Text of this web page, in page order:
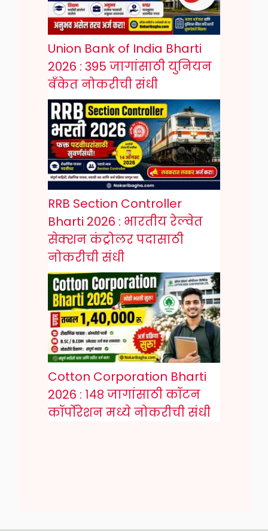
Union Bank of India Bharti
2026 : 395 जागांसाठी युनियन
बँकेत नोकरीची संधी
RRB Section Controller
Bharti 2026 : भारतीय रेल्वेत
सेक्शन कंट्रोलर पदासाठी
नोकरीची संधी
Cotton Corporation Bharti
2026 : १४८ जागांसाठी कॉटन
कॉर्पोरेशन मध्ये नोकरीची संधी